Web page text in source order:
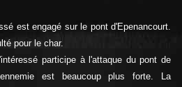
est engagé sur le pont d'Epenancourt.
pour le char.
participe à l'attaque du pont de
est beaucoup plus forte. La